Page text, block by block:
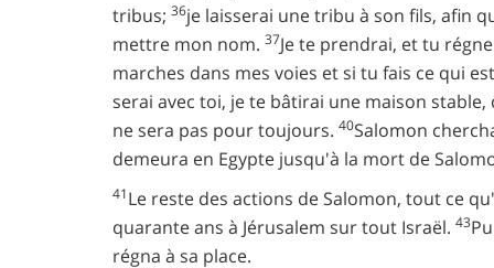
tribus; 36je laisserai une tribu à son fils, afin
mettre mon nom. 37Je te prendrai, et tu
marches dans mes voies et si tu fais ce qui
serai avec toi, je te bâtirai une maison
ne sera pas pour toujours. 40Salomon
demeura en Egypte jusqu'à la mort de
41Le reste des actions de Salomon, tout ce
quarante ans à Jérusalem sur tout Israël. 43
régna à sa place.